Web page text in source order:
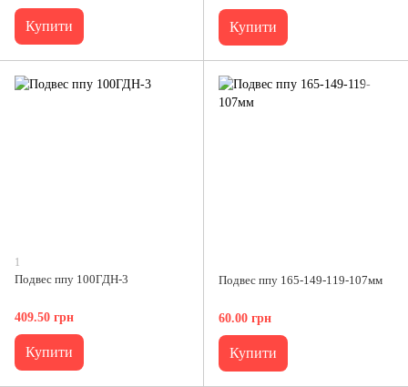
Купити Купити
1
Подвес ппу 100ГДН-3
409.50 грн
Купити
Подвес ппу 165-149-119-107мм
60.00 грн
Купити